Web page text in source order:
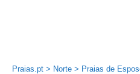
Praias.pt > Norte > Praias de